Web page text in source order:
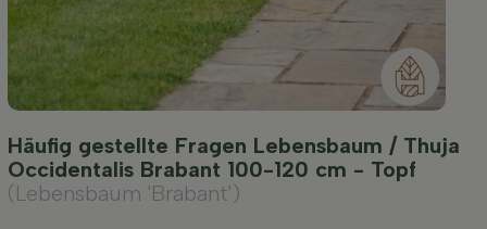
Häufig gestellte Fragen Lebensbaum / Thuja
Occidentalis Brabant 100-120 cm - Topf
(Lebensbaum 'Brabant')